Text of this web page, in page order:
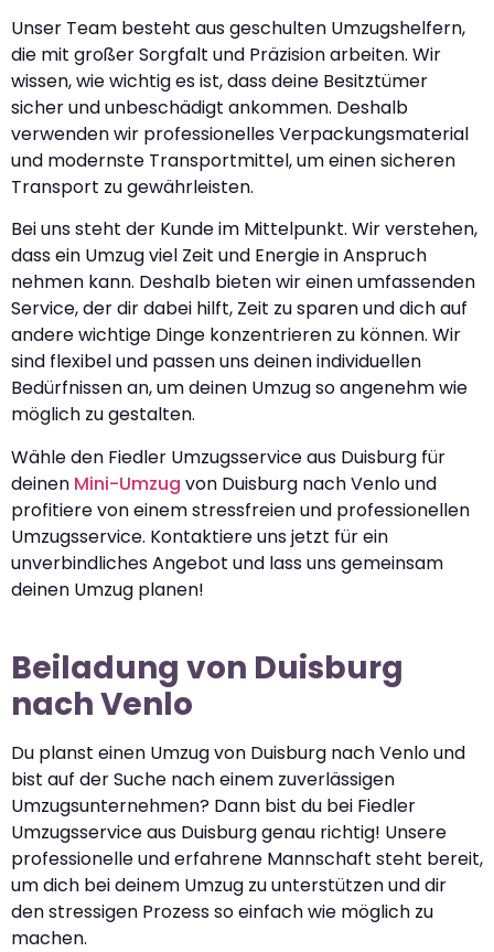
Unser Team besteht aus geschulten Umzugshelfern,
die mit großer Sorgfalt und Präzision arbeiten. Wir
wissen, wie wichtig es ist, dass deine Besitztümer
sicher und unbeschädigt ankommen. Deshalb
verwenden wir professionelles Verpackungsmaterial
und modernste Transportmittel, um einen sicheren
Transport zu gewährleisten.
Bei uns steht der Kunde im Mittelpunkt. Wir verstehen,
dass ein Umzug viel Zeit und Energie in Anspruch
nehmen kann. Deshalb bieten wir einen umfassenden
Service, der dir dabei hilft, Zeit zu sparen und dich auf
andere wichtige Dinge konzentrieren zu können. Wir
sind flexibel und passen uns deinen individuellen
Bedürfnissen an, um deinen Umzug so angenehm wie
möglich zu gestalten.
Wähle den Fiedler Umzugsservice aus Duisburg für
deinen Mini-Umzug von Duisburg nach Venlo und
profitiere von einem stressfreien und professionellen
Umzugsservice. Kontaktiere uns jetzt für ein
unverbindliches Angebot und lass uns gemeinsam
deinen Umzug planen!
Beiladung von Duisburg
nach Venlo
Du planst einen Umzug von Duisburg nach Venlo und
bist auf der Suche nach einem zuverlässigen
Umzugsunternehmen? Dann bist du bei Fiedler
Umzugsservice aus Duisburg genau richtig! Unsere
professionelle und erfahrene Mannschaft steht bereit,
um dich bei deinem Umzug zu unterstützen und dir
den stressigen Prozess so einfach wie möglich zu
machen.